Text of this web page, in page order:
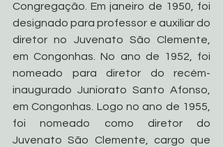
Congregação. Em janeiro de 1950, foi
designado para professor e auxiliar do
diretor no Juvenato São Clemente,
em Congonhas. No ano de 1952, foi
nomeado para diretor do recém-
inaugurado Juniorato Santo Afonso,
em Congonhas. Logo no ano de 1955,
foi nomeado como diretor do
Juvenato São Clemente, cargo que